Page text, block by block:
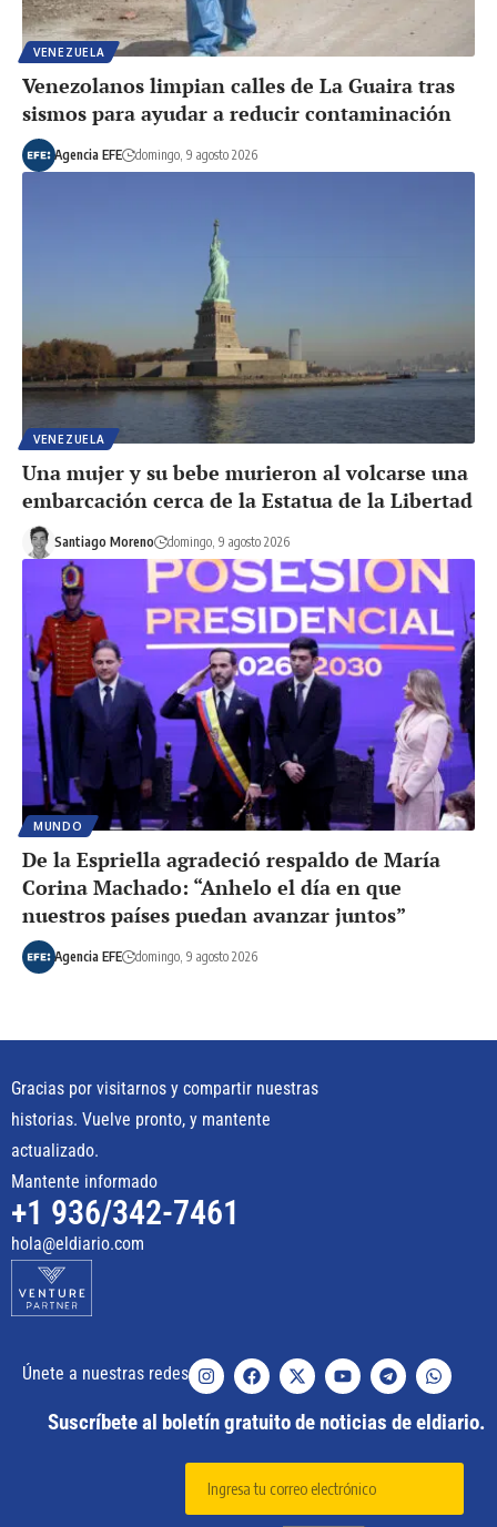
VENEZUELA
Venezolanos limpian calles de La Guaira tras
sismos para ayudar a reducir contaminación
Agencia EFE domingo, 9 agosto 2026
VENEZUELA
Una mujer y su bebe murieron al volcarse una
embarcación cerca de la Estatua de la Libertad
Santiago Moreno domingo, 9 agosto 2026
MUNDO
De la Espriella agradeció respaldo de María
Corina Machado: “Anhelo el día en que
nuestros países puedan avanzar juntos”
Agencia EFE domingo, 9 agosto 2026
Gracias por visitarnos y compartir nuestras
historias. Vuelve pronto, y mantente
actualizado.
Mantente informado
+1 936/342-7461
hola@eldiario.com
Únete a nuestras redes
Suscríbete al boletín gratuito de noticias de eldiario.